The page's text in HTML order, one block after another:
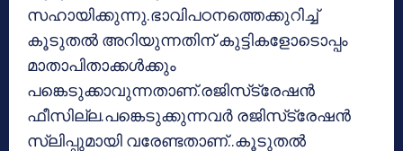
സഹായിക്കുന്നു.ഭാവിപഠനത്തെക്കുറിച്ച്
കൂടുതല്‍ അറിയുന്നതിന് കുട്ടികളോടൊപ്പം
മാതാപിതാക്കള്‍ക്കും
പങ്കെടുക്കാവുന്നതാണ്.രജിസ്‌ട്രേഷന്‍
ഫീസില്ല.പങ്കെടുക്കുന്നവര്‍ രജിസ്‌ട്രേഷന്‍
സ്ലിപ്പുമായി വരേണ്ടതാണ്..കൂടുതല്‍